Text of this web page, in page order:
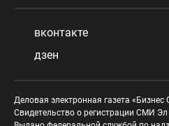
вконтакте
дзен
Деловая электронная газета «Бизнес
Свидетельство о регистрации СМИ